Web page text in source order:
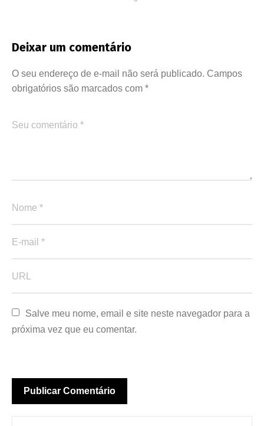
Deixar um comentário
O seu endereço de e-mail não será publicado. Campos
obrigatórios são marcados com *
Salve meu nome, email e site neste navegador para a
próxima vez que eu comentar.